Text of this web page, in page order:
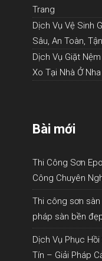
Trang
Dịch Vụ Vệ Sinh
Sâu, An Toàn,
Dịch Vụ Giặt
Xo Tại Nhà Ở
Bài mới
Thi Công Sơn
Công Chuyên
Thi công sơn
pháp sàn bền
Dịch Vụ Phục
Tín – Giải Pháp